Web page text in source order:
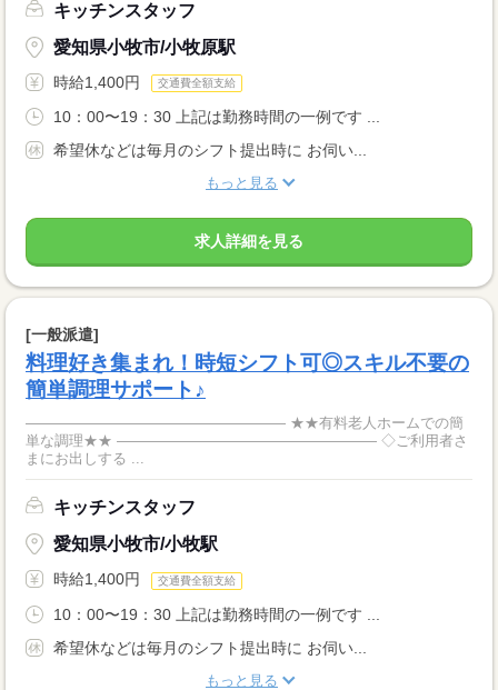
キッチンスタッフ
愛知県小牧市/小牧原駅
時給1,400円 交通費全額支給
10：00〜19：30 上記は勤務時間の一例です ...
希望休などは毎月のシフト提出時に お伺い...
もっと見る
求人詳細を見る
[一般派遣]
料理好き集まれ！時短シフト可◎スキル不要の
簡単調理サポート♪
―――――――――――――――――― ★★有料老人ホームでの簡
単な調理★★ ―――――――――――――――――― ◇ご利用者さ
まにお出しする ...
キッチンスタッフ
愛知県小牧市/小牧駅
時給1,400円 交通費全額支給
10：00〜19：30 上記は勤務時間の一例です ...
希望休などは毎月のシフト提出時に お伺い...
もっと見る